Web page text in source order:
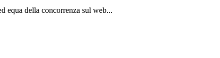
equa della concorrenza sul web...